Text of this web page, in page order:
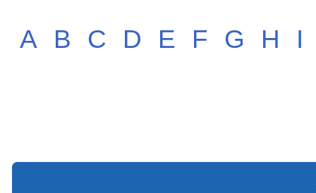
A B C D E F G H I